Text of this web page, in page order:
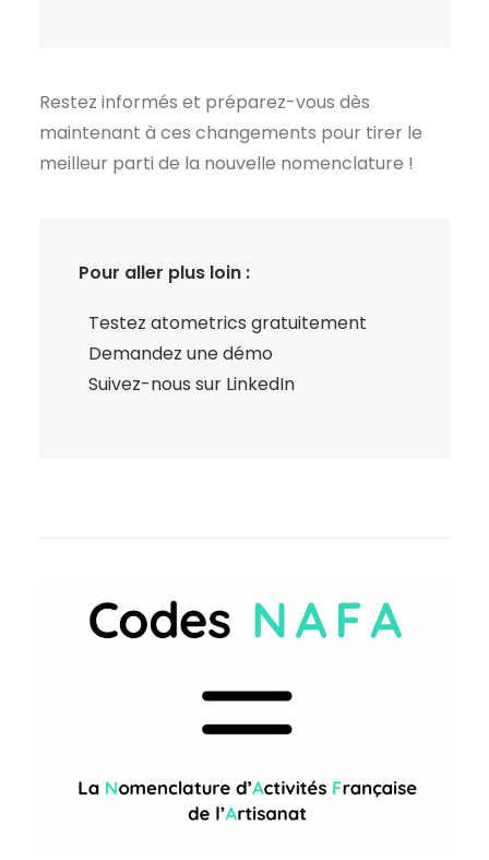
Restez informés et préparez-vous dès
maintenant à ces changements pour tirer le
meilleur parti de la nouvelle nomenclature !
Pour aller plus loin :
Testez atometrics gratuitement
Demandez une démo
Suivez-nous sur LinkedIn